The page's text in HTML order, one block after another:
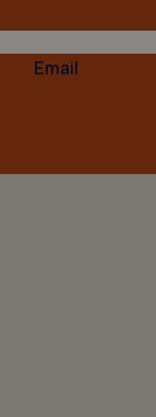
Email